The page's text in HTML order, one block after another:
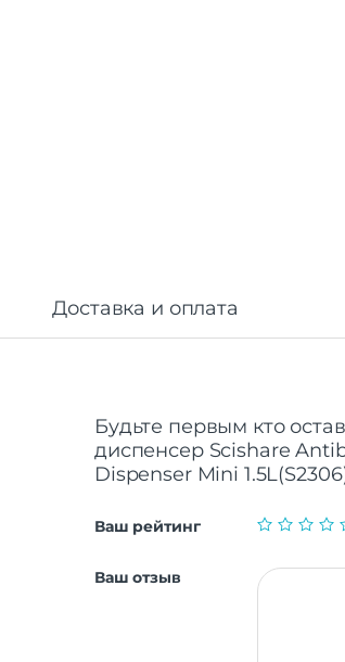
Доставка и оплата
Будьте первым кто
диспенсер Scishare
Dispenser Mini
Ваш рейтинг
Ваш отзыв